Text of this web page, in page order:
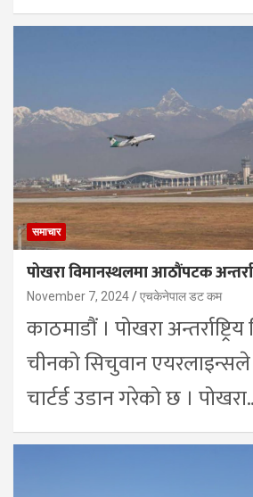
समाचार
पोखरा विमानस्थलमा आठौंपटक
November 7, 2024 एचकेनेपाल डट कम
काठमाडौं । पोखरा
चीनको सिचुवान एयरलाइन्सले
चार्टर्ड उडान गरेको छ ।